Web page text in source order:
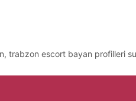
trabzon escort bayan profilleri